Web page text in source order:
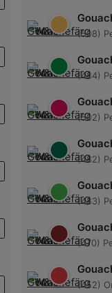
(508)
(484)
(502)
(482)
(483)
(470)
(452)